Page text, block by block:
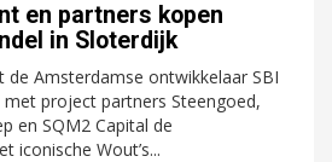
en partners kopen
in Sloterdijk
de Amsterdamse ontwikkelaar SBI
project partners Steengoed,
en SQM2 Capital de
iconische Wout’s...